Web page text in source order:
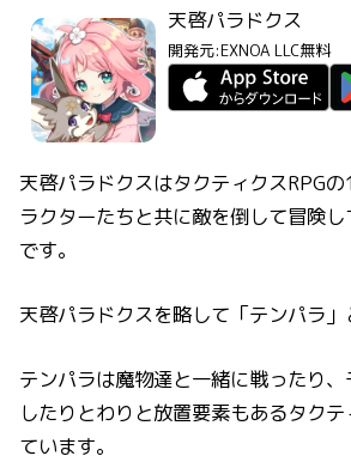
天啓パラドクス
開発元:EXNOA LLC無料
天啓パラドクスはタクティクスRPG
ラクターたちと共に敵を倒して冒険
です。
天啓パラドクスを略して「テンパラ」
テンパラは魔物達と一緒に戦ったり
したりとわりと放置要素もあるタクテ
ています。